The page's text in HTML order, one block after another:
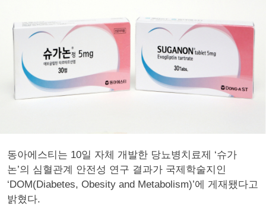
동아에스티는 10일 자체 개발한 당뇨병치료제 ‘슈가
논’의 심혈관계 안전성 연구 결과가 국제학술지인
‘DOM(Diabetes, Obesity and Metabolism)’에 게재됐다고
밝혔다.